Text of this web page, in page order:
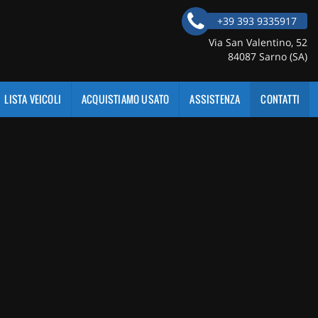
+39 393 9335917
Via San Valentino, 52
84087 Sarno (SA)
LISTA VEICOLI ACQUISTIAMO USATO ASSISTENZA CONTATTI